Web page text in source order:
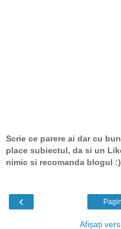
Scrie ce parere ai dar cu
place subiectul, da si un
nimic si recomanda blogul
‹
Afișați